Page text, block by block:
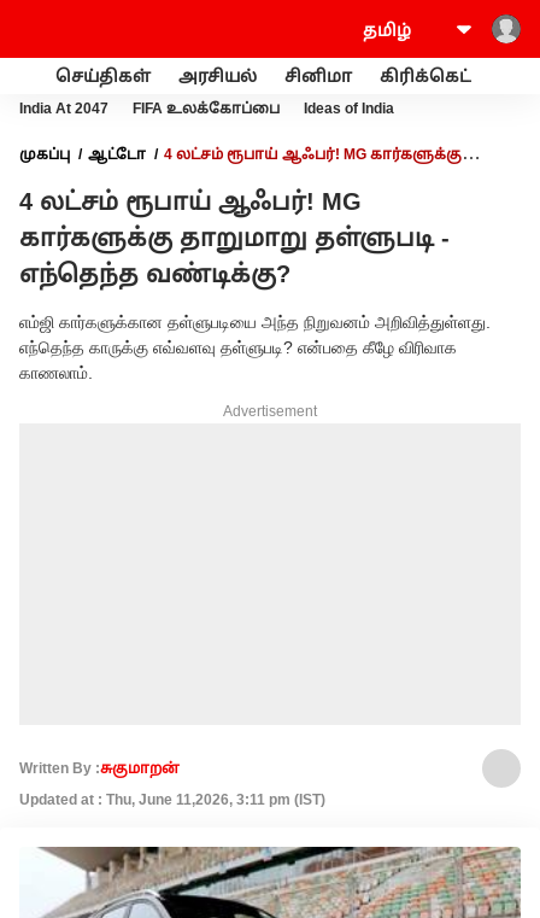
செய்திகள் அரசியல் சினிமா கிரிக்கெட்
India At 2047 FIFA உலக்கோப்பை Ideas of India
முகப்பு ஆட்டோ
4 லட்சம் ரூபாய் ஆஃபர்! MG கார்களுக்கு
4 லட்சம் ரூபாய் ஆஃபர்! MG
கார்களுக்கு தாறுமாறு தள்ளுபடி -
எந்தெந்த வண்டிக்கு?
எம்ஜி கார்களுக்கான தள்ளுபடியை அந்த நிறுவனம் அறிவித்துள்ளது.
எந்தெந்த காருக்கு எவ்வளவு தள்ளுபடி? என்பதை கீழே விரிவாக
காணலாம்.
Advertisement
Written By :சுகுமாறன்
Updated at : Thu, June 11,2026, 3:11 pm (IST)